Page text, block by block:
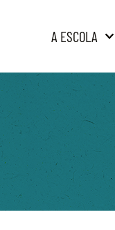
A ESCOLA